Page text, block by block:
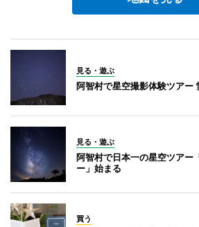
見る・遊ぶ
阿智村で星空撮影体験ツアー
見る・遊ぶ
阿智村で日本一の星空ツアー
ー」始まる
買う